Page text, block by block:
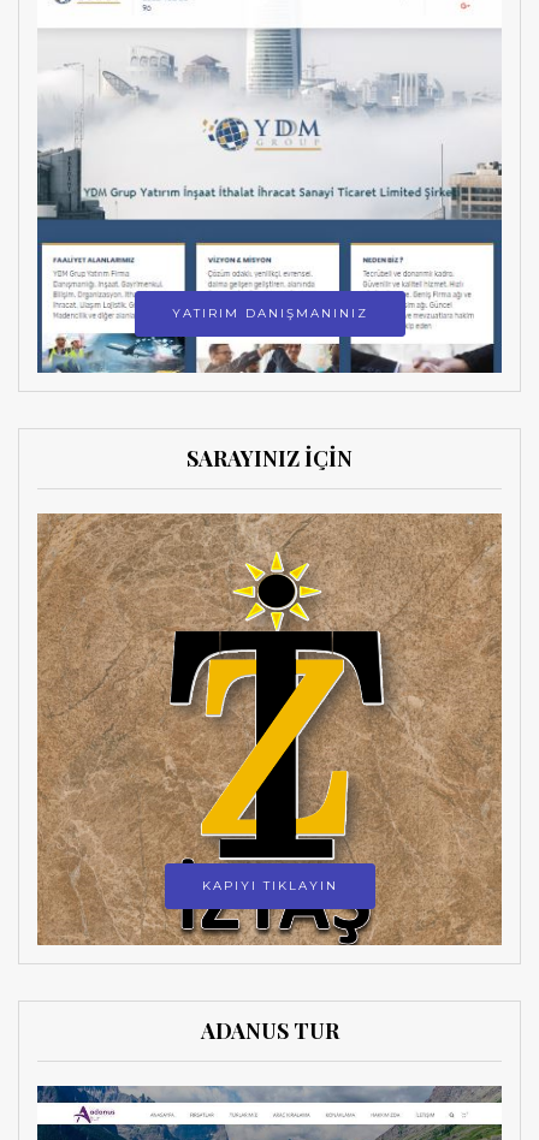
YATIRIM DANIŞMANINIZ
SARAYINIZ İÇİN
KAPIYI TIKLAYIN
ADANUS TUR